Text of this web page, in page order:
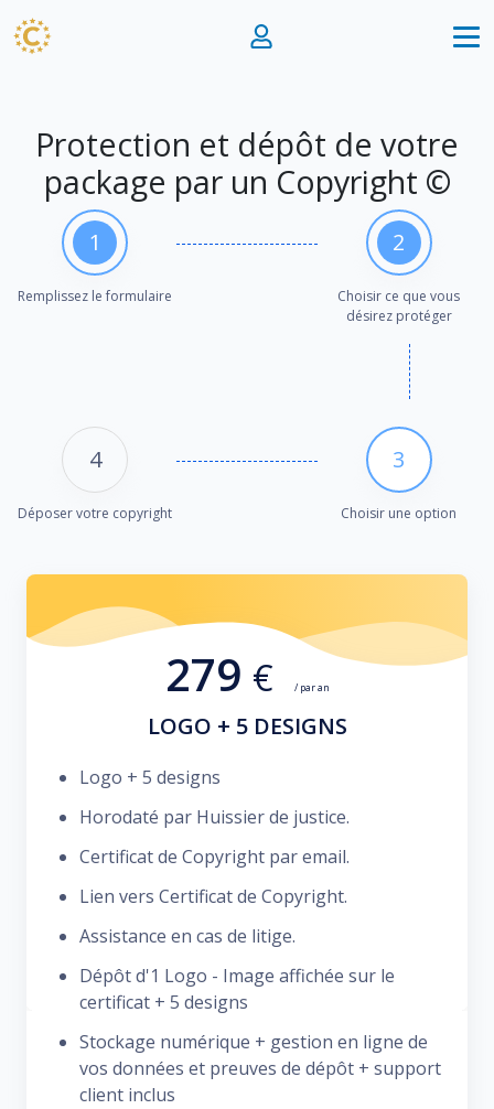
Protection et dépôt de votre
package par un Copyright ©
1
Remplissez le formulaire
2
Choisir ce que vous
désirez protéger
3
Choisir une option
4
Déposer votre copyright
279 € / par an
LOGO + 5 DESIGNS
Logo + 5 designs
Horodaté par Huissier de justice.
Certificat de Copyright par email.
Lien vers Certificat de Copyright.
Assistance en cas de litige.
Dépôt d'1 Logo - Image affichée sur le
certificat + 5 designs
Stockage numérique + gestion en ligne de
vos données et preuves de dépôt + support
client inclus